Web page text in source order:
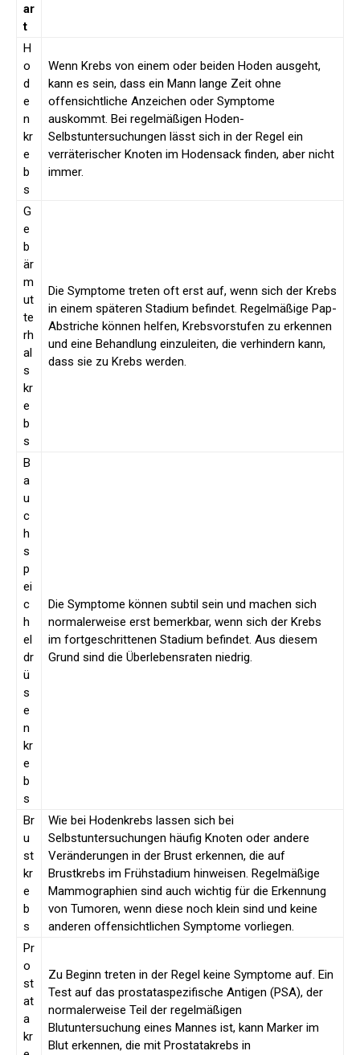
ar
t
H
o
d
e
n
kr
e
b
s
Wenn Krebs von einem oder beiden Hoden ausgeht,
kann es sein, dass ein Mann lange Zeit ohne
offensichtliche Anzeichen oder Symptome
auskommt. Bei regelmäßigen Hoden-
Selbstuntersuchungen lässt sich in der Regel ein
verräterischer Knoten im Hodensack finden, aber nicht
immer.
G
e
b
är
m
ut
te
rh
al
s
kr
e
b
s
Die Symptome treten oft erst auf, wenn sich der Krebs
in einem späteren Stadium befindet. Regelmäßige Pap-
Abstriche können helfen, Krebsvorstufen zu erkennen
und eine Behandlung einzuleiten, die verhindern kann,
dass sie zu Krebs werden.
B
a
u
c
h
s
p
ei
c
h
el
dr
ü
s
e
n
kr
e
b
s
Die Symptome können subtil sein und machen sich
normalerweise erst bemerkbar, wenn sich der Krebs
im fortgeschrittenen Stadium befindet. Aus diesem
Grund sind die Überlebensraten niedrig.
Br
u
st
kr
e
b
s
Wie bei Hodenkrebs lassen sich bei
Selbstuntersuchungen häufig Knoten oder andere
Veränderungen in der Brust erkennen, die auf
Brustkrebs im Frühstadium hinweisen. Regelmäßige
Mammographien sind auch wichtig für die Erkennung
von Tumoren, wenn diese noch klein sind und keine
anderen offensichtlichen Symptome vorliegen.
Pr
o
st
at
a
kr
Zu Beginn treten in der Regel keine Symptome auf. Ein
Test auf das prostataspezifische Antigen (PSA), der
normalerweise Teil der regelmäßigen
Blutuntersuchung eines Mannes ist, kann Marker im
Blut erkennen, die mit Prostatakrebs in